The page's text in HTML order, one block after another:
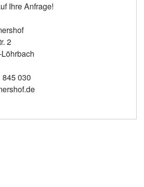
Ihre Anfrage!
2
845 030